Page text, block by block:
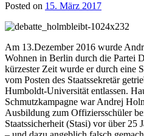
Posted on 15. März 2017
Am 13.Dezember 2016 wurde
Wohnen in Berlin durch die Partei
kürzester Zeit wurde er durch eine
vom Posten des Staatssekretär
Humboldt-Universität entlassen.
Schmutzkampagne war Andrej
Ausbildung zum Offiziersschüler
Staatssicherheit (Stasi) vor über 25